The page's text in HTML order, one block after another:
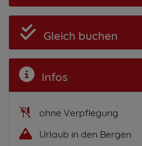
Gleich buchen
Infos
ohne Verpflegung
Urlaub in den Bergen